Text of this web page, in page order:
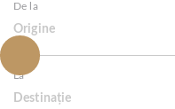
De la
Origine
La
Destinație